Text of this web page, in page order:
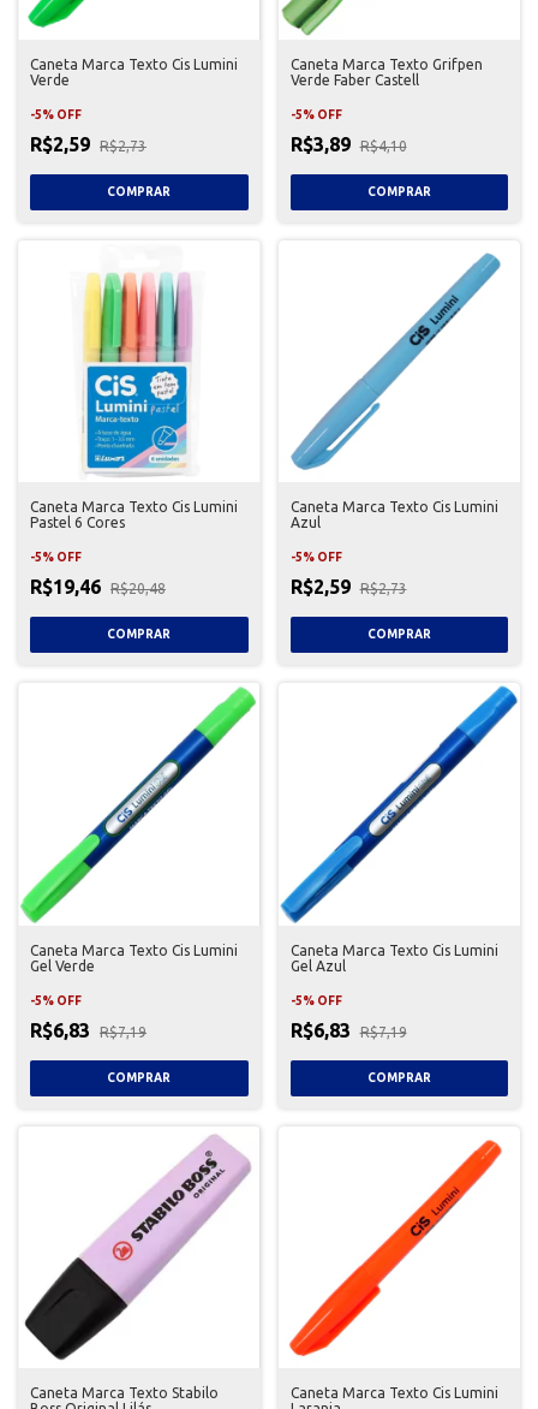
Caneta Marca Texto Cis Lumini
Verde
-5% OFF
R$2,59 R$2,73
Caneta Marca Texto Grifpen
Verde Faber Castell
-5% OFF
R$3,89 R$4,10
Caneta Marca Texto Cis Lumini
Pastel 6 Cores
-5% OFF
R$19,46 R$20,48
Caneta Marca Texto Cis Lumini
Azul
-5% OFF
R$2,59 R$2,73
Caneta Marca Texto Cis Lumini
Gel Verde
-5% OFF
R$6,83 R$7,19
Caneta Marca Texto Cis Lumini
Gel Azul
-5% OFF
R$6,83 R$7,19
Caneta Marca Texto Stabilo
Caneta Marca Texto Cis Lumini